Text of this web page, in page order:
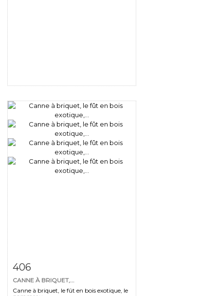
Fiche détaillée
406
CANNE À BRIQUET,...
Canne à briquet, le fût en bois exotique, le